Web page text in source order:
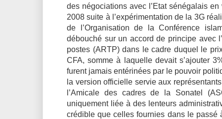
des négociations avec l’Etat sénégalais
2008 suite à l’expérimentation de la 3G
de l’Organisation de la Conférence
débouché sur un accord de principe avec
postes (ARTP) dans le cadre duquel le
CFA, somme à laquelle devait s’ajouter
furent jamais entérinées par le pouvoir
la version officielle servie aux
l’Amicale des cadres de la Sonatel
uniquement liée à des lenteurs
crédible que celles fournies dans le passé